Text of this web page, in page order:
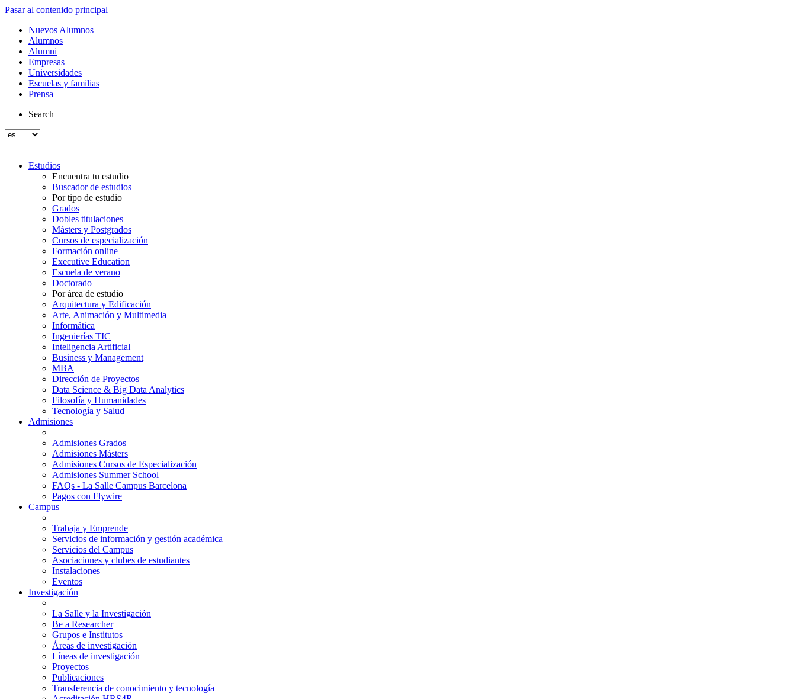
Pasar al contenido principal
Nuevos Alumnos
Alumnos
Alumni
Empresas
Universidades
Escuelas y familias
Prensa
Search
Estudios
Encuentra tu estudio
Buscador de estudios
Por tipo de estudio
Grados
Dobles titulaciones
Másters y Postgrados
Cursos de especialización
Formación online
Executive Education
Escuela de verano
Doctorado
Por área de estudio
Arquitectura y Edificación
Arte, Animación y Multimedia
Informática
Ingenierías TIC
Inteligencia Artificial
Business y Management
MBA
Dirección de Proyectos
Data Science & Big Data Analytics
Filosofía y Humanidades
Tecnología y Salud
Admisiones
Admisiones Grados
Admisiones Másters
Admisiones Cursos de Especialización
Admisiones Summer School
FAQs - La Salle Campus Barcelona
Pagos con Flywire
Campus
Trabaja y Emprende
Servicios de información y gestión académica
Servicios del Campus
Asociaciones y clubes de estudiantes
Instalaciones
Eventos
Investigación
La Salle y la Investigación
Be a Researcher
Grupos e Institutos
Áreas de investigación
Líneas de investigación
Proyectos
Publicaciones
Transferencia de conocimiento y tecnología